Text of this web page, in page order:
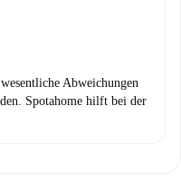
Abweichungen
Spotahome hilft bei der